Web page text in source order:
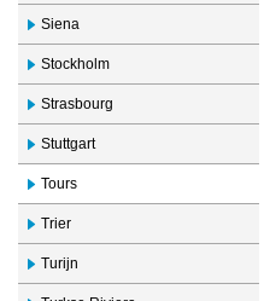
Siena
Stockholm
Strasbourg
Stuttgart
Tours
Trier
Turijn